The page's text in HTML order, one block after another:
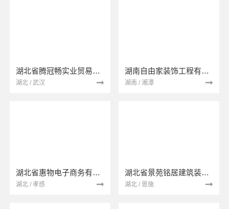
湖北省腾冠畅实业贸易有限公司
湖北 / 武汉
湖南自由家装饰工程有限公司
湖南 / 湘潭
湖北省惠物电子商务有限公司
湖北 / 孝感
湖北省景苑铭居建筑装饰有限公司
湖北 / 恩施